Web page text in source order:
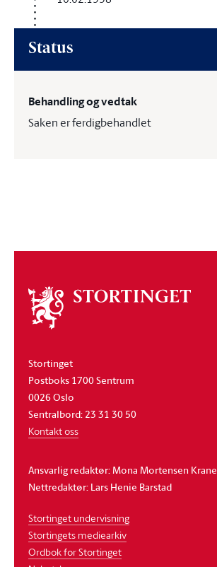
Status
Behandling og vedtak
Saken er ferdigbehandlet
Om
stortinget
Stortinget
Postboks 1700 Sentrum
0026 Oslo
Sentralbord: 23 31 30 50
Kontakt oss
Ansvarlig redaktør: Mona Mortensen Krane
Nettredaktør: Lars Henie Barstad
Stortinget undervisning
Stortingets mediearkiv
Ordbok for Stortinget